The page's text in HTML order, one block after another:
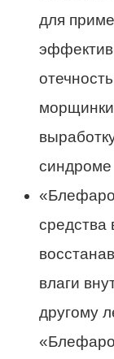
для
синдроме
средства
влаги
другому